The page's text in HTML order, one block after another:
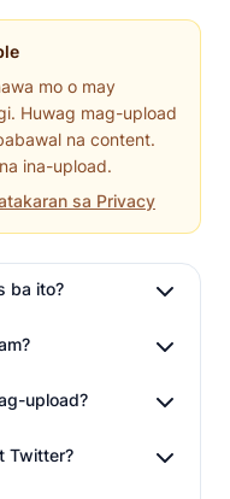
mo o may
Huwag mag-upload
na content.
ina-upload.
sa Privacy
ba ito?
upload?
Twitter?